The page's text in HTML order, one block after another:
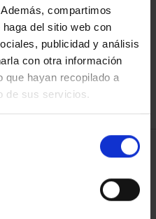
compartimos
del sitio web con
publicidad y análisis
con otra información
que hayan recopilado a
de sus servicios.